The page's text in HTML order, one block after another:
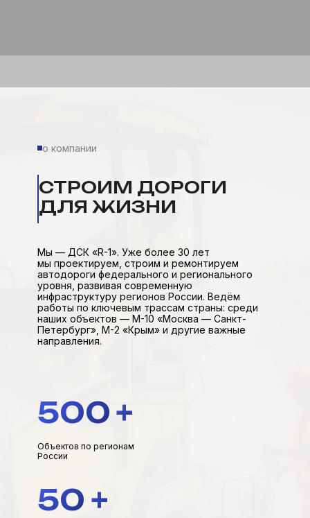
о компании
50 +
+
500
Объектов по регионам
России
Мы — ДСК «R-1». Уже более 30 лет
мы проектируем, строим и ремонтируем
автодороги федерального и регионального
уровня, развивая современную
инфраструктуру регионов России. Ведём
работы по ключевым трассам страны: среди
наших объектов — М-10 «Москва — Санкт-
Петербург», М-2 «Крым» и другие важные
направления.
СТРОИМ ДОРОГИ
ДЛЯ ЖИЗНИ